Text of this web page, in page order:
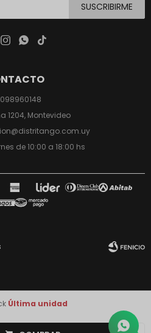
Última unidad
098960148
1204, Montevideo
de 10:00 a 18:00 hs
SUSCRIBIRME
  
Fenicio